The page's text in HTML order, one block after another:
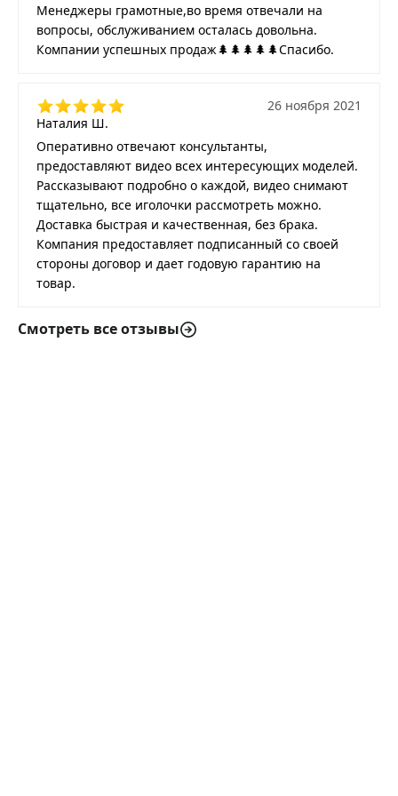
Менеджеры грамотные,во время отвечали на
вопросы, обслуживанием осталась довольна.
Компании успешных продаж🌲🌲🌲🌲🌲Спасибо.
Наталия Ш.
26 ноября 2021
Оперативно отвечают консультанты,
предоставляют видео всех интересующих моделей.
Рассказывают подробно о каждой, видео снимают
тщательно, все иголочки рассмотреть можно.
Доставка быстрая и качественная, без брака.
Компания предоставляет подписанный со своей
стороны договор и дает годовую гарантию на
товар.
Смотреть все отзывы